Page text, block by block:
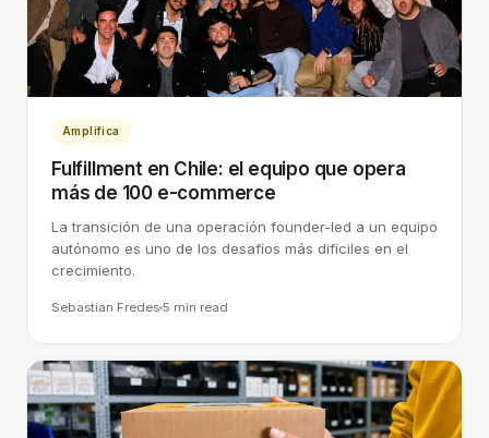
Amplifica
Fulfillment en Chile: el equipo que opera
más de 100 e-commerce
La transición de una operación founder-led a un equipo
autónomo es uno de los desafíos más difíciles en el
crecimiento.
Sebastian Fredes 5 min read